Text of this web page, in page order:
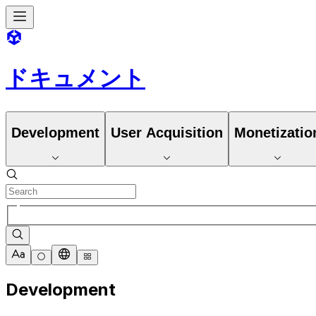
ドキュメント
Development User Acquisition
Development